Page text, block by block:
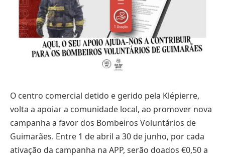
O centro comercial detido e gerido pela Klépierre,
volta a apoiar a comunidade local, ao promover nova
campanha a favor dos Bombeiros Voluntários de
Guimarães. Entre 1 de abril a 30 de junho, por cada
ativação da campanha na APP, serão doados €0,50 a